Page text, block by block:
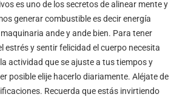
es uno de los secretos de alinear mente y
generar combustible es decir energía
ande y ande bien. Para tener
estrés y sentir felicidad el cuerpo necesita
actividad que se ajuste a tus tiempos y
posible elije hacerlo diariamente. Aléjate de
Recuerda que estás invirtiendo